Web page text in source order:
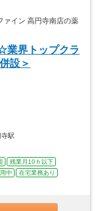
イン 高円寺南店の薬
業界トップクラ
設＞
駅
残業月10ｈ以下
中
在宅業務あり